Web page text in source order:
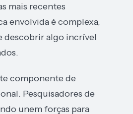
mais recentes
envolvida é complexa,
descobrir algo incrível
componente de
Pesquisadores de
unem forças para